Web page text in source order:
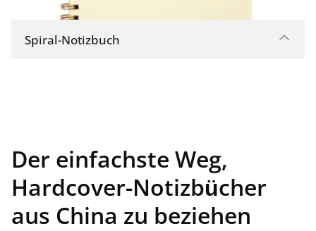
Spiral-Notizbuch
Der einfachste Weg,
Hardcover-Notizbücher
aus China zu beziehen